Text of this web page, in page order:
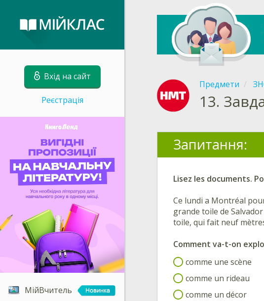
Вхід на сайт
Реєстрація
МійВчитель
Предмети
13.
Запитання:
Lisez les documents.
Ce lundi a Montréal
grande toile de
toile, qui fait neuf
Comment va-t-on
comme une scène
comme un rideau
comme un décor